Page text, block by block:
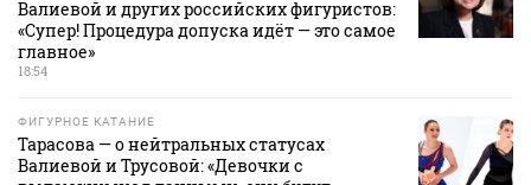
Валиевой и других российских фигуристов:
«Супер! Процедура допуска идёт — это самое
главное»
18:54
ФИГУРНОЕ КАТАНИЕ
Тарасова — о нейтральных статусах
Валиевой и Трусовой: «Девочки с